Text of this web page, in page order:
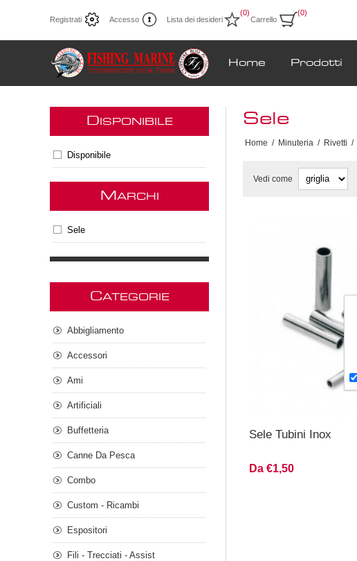
Registrati Accesso Lista dei desideri
(0)
Carrello
(0)
Home Prodotti
Sele
Home / Minuteria / Rivetti /
Vedi come
Sele Tubini Inox
Da €1,50
D ISPONIBILE
Disponibile
M ARCHI
Sele
CATEGORIE
Abbigliamento
Accessori
Ami
Artificiali
Buffetteria
Canne Da Pesca
Combo
Custom - Ricambi
Espositori
Fili - Trecciati - Assist